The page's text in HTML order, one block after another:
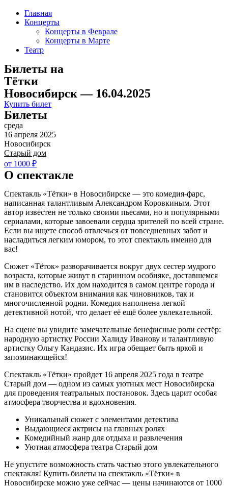
Главная
Концерты
Концерты в Феврале
Концерты в Марте
Театр
Билеты на
Тётки
Новосибирск — 16.04.2025
Купить билет
Билеты
среда
16 апреля 2025
Новосибирск
Старый дом
от 1000 ₽
О спектакле
Спектакль «Тётки» в Новосибирске — это комедия-фарс,
написанная талантливым Александром Коровкиным. Этот
автор известен не только своими пьесами, но и популярными
сериалами, которые завоевали сердца зрителей по всей стране.
Если вы ищете способ отвлечься от повседневных забот и
насладиться легким юмором, то этот спектакль именно для
вас!
Сюжет «Тёток» разворачивается вокруг двух сестер мудрого
возраста, которые живут в старинном особняке, доставшемся
им в наследство. Их дом находится в самом центре города и
становится объектом внимания как чиновников, так и
многочисленной родни. Комедия наполнена легкой
детективной нотой, что делает её ещё более увлекательной.
На сцене вы увидите замечательные бенефисные роли сестёр:
народную артистку России Халиду Иванову и талантливую
артистку Ольгу Кандазис. Их игра обещает быть яркой и
запоминающейся!
Спектакль «Тётки» пройдет 16 апреля 2025 года в театре
Старый дом — одном из самых уютных мест Новосибирска
для проведения театральных постановок. Здесь царит особая
атмосфера творчества и вдохновения.
Уникальный сюжет с элементами детектива
Выдающиеся актрисы на главных ролях
Комедийный жанр для отдыха и развлечения
Уютная атмосфера театра Старый дом
Не упустите возможность стать частью этого увлекательного
спектакля! Купить билеты на спектакль «Тётки» в
Новосибирске можно уже сейчас — цены начинаются от 1000